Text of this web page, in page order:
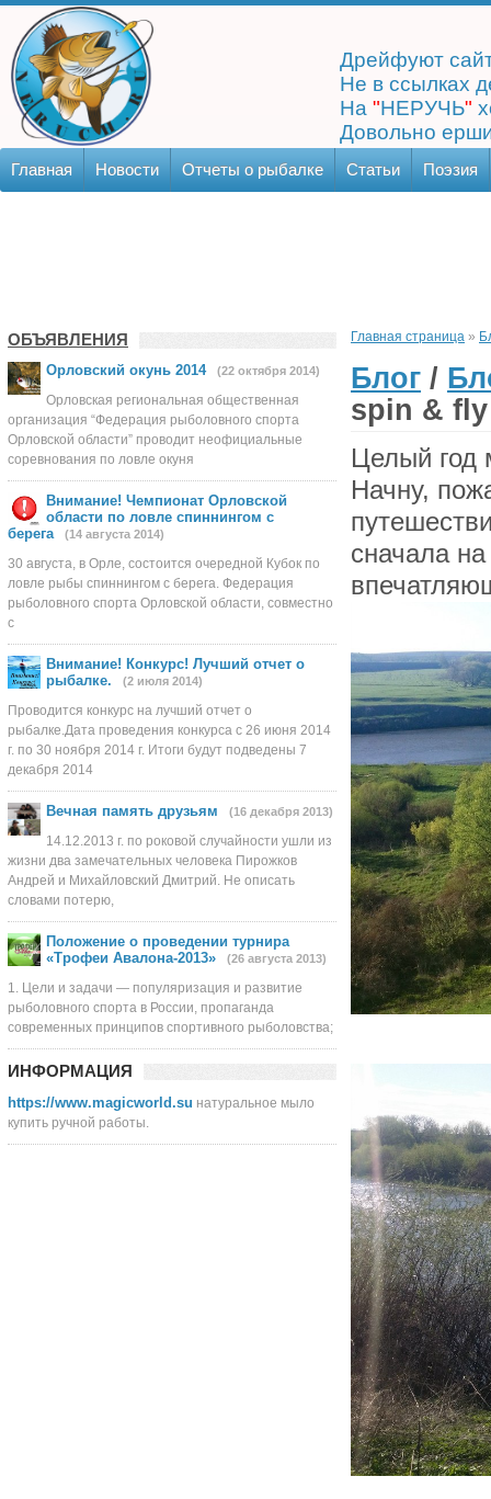
Дрейфуют
Не в ссылках
На "НЕРУЧЬ"
Довольно
Главная Новости Отчеты о рыбалке Статьи Поэзия
ОБЪЯВЛЕНИЯ
Орловский окунь 2014 (22 октября 2014)
Орловская региональная общественная
организация “Федерация рыболовного спорта
Орловской области” проводит неофициальные
соревнования по ловле окуня
Внимание! Чемпионат Орловской
области по ловле спиннингом с
берега
(14 августа 2014)
30 августа, в Орле, состоится очередной Кубок по
ловле рыбы спиннингом с берега. Федерация
рыболовного спорта Орловской области, совместно
с
Внимание! Конкурс! Лучший отчет о
рыбалке.
(2 июля 2014)
Проводится конкурс на лучший отчет о
рыбалке.Дата проведения конкурса с 26 июня 2014
г. по 30 ноября 2014 г. Итоги будут подведены 7
декабря 2014
Вечная память друзьям (16 декабря 2013)
14.12.2013 г. по роковой случайности ушли из
жизни два замечательных человека Пирожков
Андрей и Михайловский Дмитрий. Не описать
словами потерю,
Положение о проведении турнира
«Трофеи Авалона-2013»
(26 августа 2013)
1. Цели и задачи — популяризация и развитие
рыболовного спорта в России, пропаганда
современных принципов спортивного рыболовства;
ИНФОРМАЦИЯ
https://www.magicworld.su натуральное мыло
купить ручной работы.
Главная страница »
Блог /
spin & fly
Целый год
Начну,
сначала